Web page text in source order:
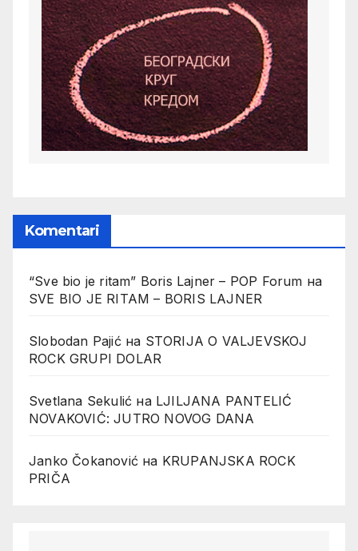
Komentari
“Sve bio je ritam” Boris Lajner – POP Forum на
SVE BIO JE RITAM – BORIS LAJNER
Slobodan Pajićна STORIJA O VALJEVSKOJ
ROCK GRUPI DOLAR
Svetlana Sekulić на LJILJANA PANTELIĆ
NOVAKOVIĆ: JUTRO NOVOG DANA
Janko Čokanović на KRUPANJSKA ROCK
PRIČA